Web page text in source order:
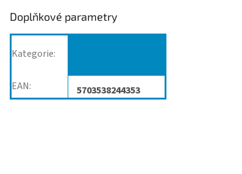
Doplňkové parametry
Kategorie:
EAN: 5703538244353